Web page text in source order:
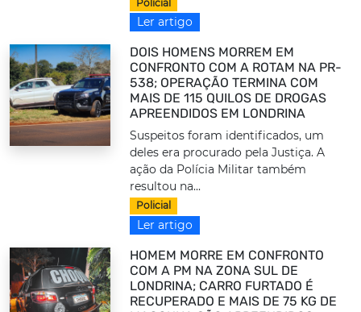
Policial
Ler artigo
DOIS HOMENS MORREM EM
CONFRONTO COM A ROTAM NA PR-
538; OPERAÇÃO TERMINA COM
MAIS DE 115 QUILOS DE DROGAS
APREENDIDOS EM LONDRINA
Suspeitos foram identificados, um
deles era procurado pela Justiça. A
ação da Polícia Militar também
resultou na...
Policial
Ler artigo
HOMEM MORRE EM CONFRONTO
COM A PM NA ZONA SUL DE
LONDRINA; CARRO FURTADO É
RECUPERADO E MAIS DE 75 KG DE